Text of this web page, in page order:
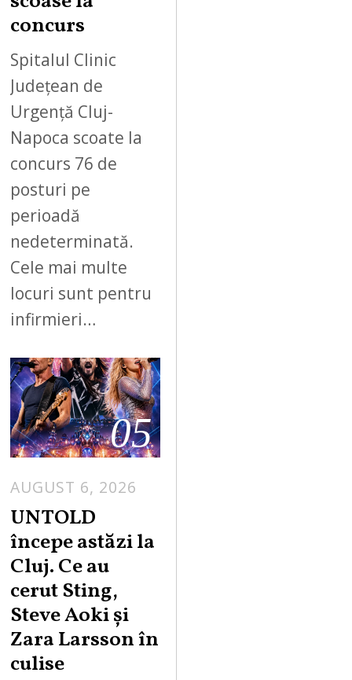
concurs
Spitalul Clinic
Județean de
Urgență Cluj-
Napoca scoate la
concurs 76 de
posturi pe
perioadă
nedeterminată.
Cele mai multe
locuri sunt pentru
infirmieri…
05
AUGUST 6, 2026
UNTOLD
începe astăzi la
Cluj. Ce au
cerut Sting,
Steve Aoki și
Zara Larsson în
culise